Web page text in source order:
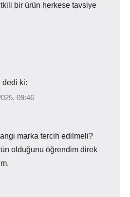
bir ürün herkese tavsiye
dedi ki:
09:46
marka tercih edilmeli?
olduğunu öğrendim direk